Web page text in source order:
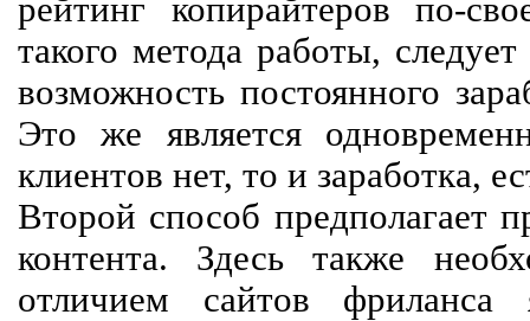
рейтинг копирайтеров по-
такого метода работы,
возможность постоянного
Это же является
клиентов нет, то и заработка,
Второй способ предполагает
контента. Здесь также
отличием сайтов